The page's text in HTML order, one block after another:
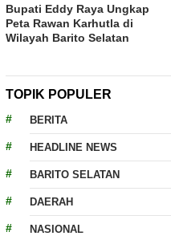
Bupati Eddy Raya Ungkap
Peta Rawan Karhutla di
Wilayah Barito Selatan
TOPIK POPULER
BERITA
HEADLINE NEWS
BARITO SELATAN
DAERAH
NASIONAL